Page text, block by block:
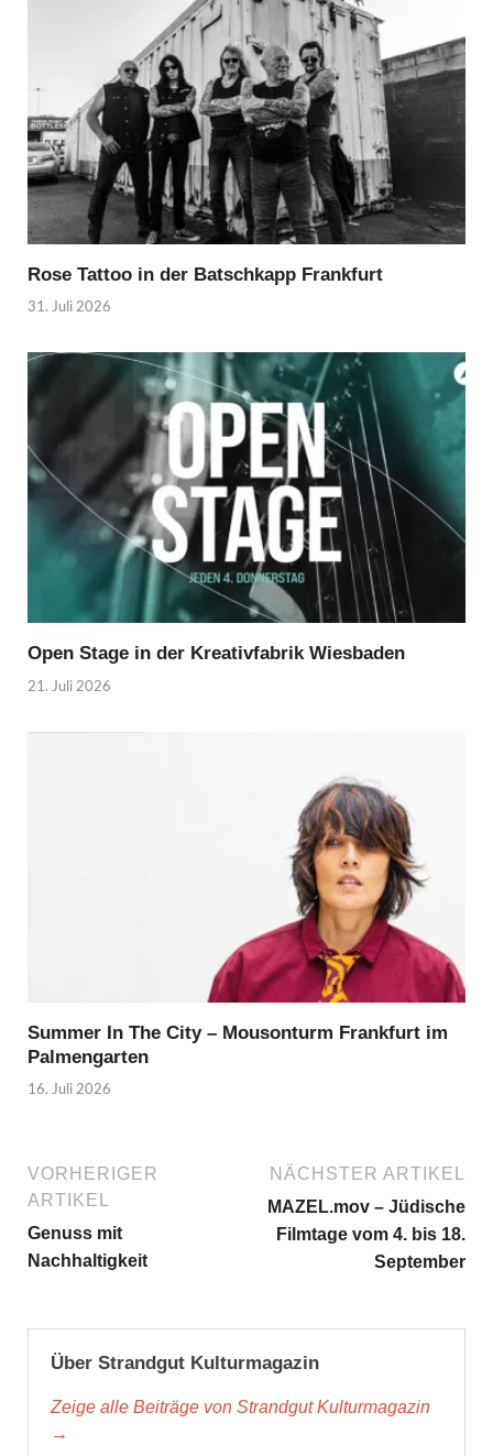
Rose Tattoo in der Batschkapp Frankfurt
31. Juli 2026
Open Stage in der Kreativfabrik Wiesbaden
21. Juli 2026
Summer In The City – Mousonturm Frankfurt im
Palmengarten
16. Juli 2026
VORHERIGER
ARTIKEL
Genuss mit
Nachhaltigkeit
NÄCHSTER ARTIKEL
MAZEL.mov – Jüdische
Filmtage vom 4. bis 18.
September
Über Strandgut Kulturmagazin
Zeige alle Beiträge von Strandgut Kulturmagazin
→